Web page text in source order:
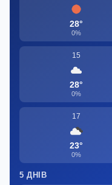
28°
0%
15
28°
0%
17
23°
0%
5 ДНІВ